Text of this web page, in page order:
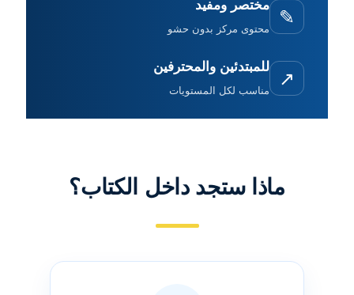
✎
مختصر ومفيد
محتوى مركز بدون حشو
↗
للمبتدئين والمحترفين
مناسب لكل المستويات
ماذا ستجد داخل الكتاب؟